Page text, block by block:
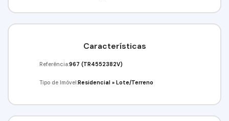
Características
Referência:967 (TR4552382V)
Tipo de Imóvel:Residencial »Lote/Terreno